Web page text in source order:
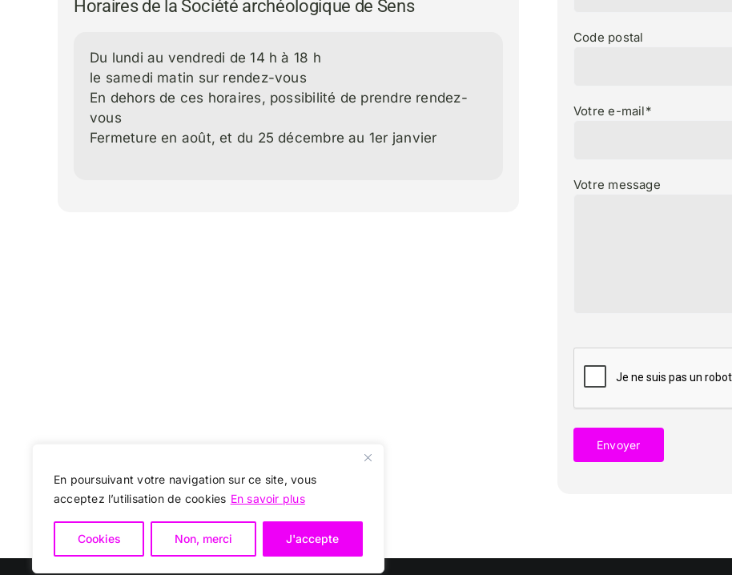
En poursuivant votre navigation sur ce site, vous
acceptez l’utilisation de cookies En savoir plus
Cookies Non, merci J'accepte
Horaires de la Société archéologique de Sens
Du lundi au vendredi de 14 h à 18 h
le samedi matin sur rendez-vous
En dehors de ces horaires, possibilité de prendre rendez-
vous
Fermeture en août, et du 25 décembre au 1er janvier
Code postal
Votre e-mail*
Votre message